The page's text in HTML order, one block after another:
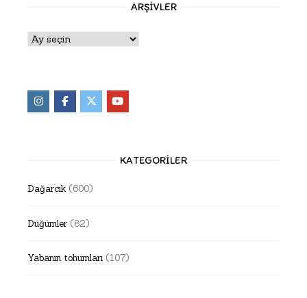
ARŞIVLER
Arşivler
KATEGORILER
Dağarcık (600)
Düğümler (82)
Yabanın tohumları (107)